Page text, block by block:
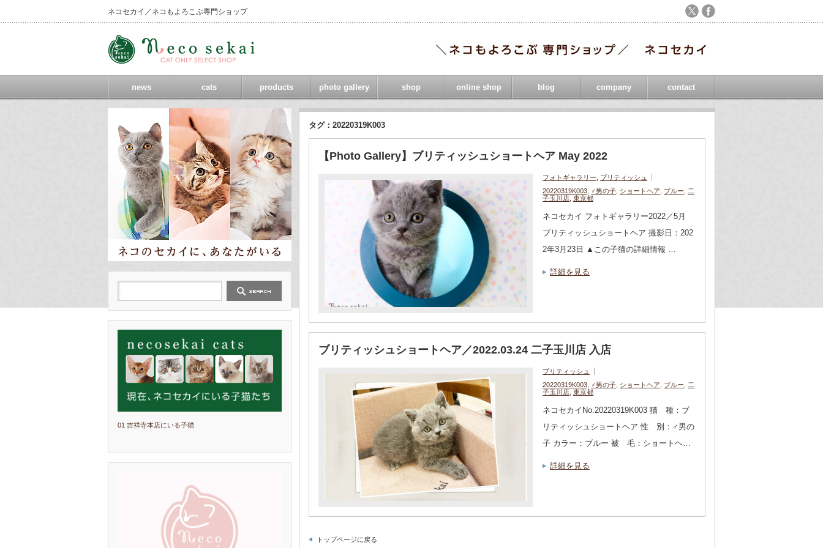
ネコセカイ／ネコもよろこぶ専門ショップ
news cats products photo gallery shop online shop blog company contact
タグ：20220319K003
【Photo Gallery】ブリティッシュショートヘア May 2022
フォトギャラリー
ブリティッシュ
20220319K003
♂男の子 ショートヘア ブルー
二
子玉川店 東京都
ネコセカイ フォトギャラリー2022／5月
ブリティッシュショートヘア 撮影日：202
2年3月23日 ▲この子猫の詳細情報 …
詳細を見る
ブリティッシュショートヘア／2022.03.24 二子玉川店 入店
ブリティッシュ
20220319K003
♂男の子 ショートヘア ブルー
二
子玉川店 東京都
ネコセカイNo.20220319K003 猫 種：ブ
リティッシュショートヘア 性 別：♂男の
子 カラー：ブルー 被 毛：ショートヘ…
詳細を見る
トップページに戻る
01 吉祥寺本店にいる子猫